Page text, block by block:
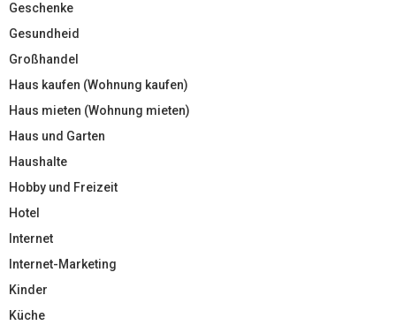
Geschenke
Gesundheid
Großhandel
Haus kaufen (Wohnung kaufen)
Haus mieten (Wohnung mieten)
Haus und Garten
Haushalte
Hobby und Freizeit
Hotel
Internet
Internet-Marketing
Kinder
Küche